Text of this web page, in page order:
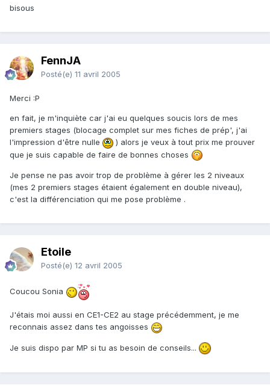
bisous
FennJA
Posté(e) 11 avril 2005
Merci :P
en fait, je m'inquiète car j'ai eu quelques soucis lors de mes
premiers stages (blocage complet sur mes fiches de prép', j'ai
l'impression d'être nulle
) alors je veux à tout prix me prouver
que je suis capable de faire de bonnes choses
Je pense ne pas avoir trop de problème à gérer les 2 niveaux
(mes 2 premiers stages étaient également en double niveau),
c'est la différenciation qui me pose problème .
Etoile
Posté(e) 12 avril 2005
Coucou Sonia
J'étais moi aussi en CE1-CE2 au stage précédemment, je me
reconnais assez dans tes angoisses
Je suis dispo par MP si tu as besoin de conseils...